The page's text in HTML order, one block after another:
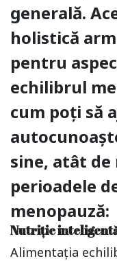
generală.
holistică
pentru
echilibrul
cum poți să
sine, atât de
perioadele
menopauză:
Nutriție
Alimentația